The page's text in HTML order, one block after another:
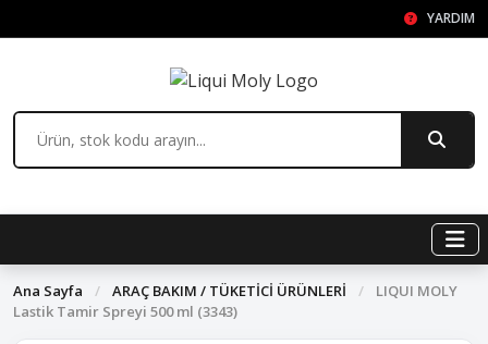
YARDIM
Ana Sayfa / ARAÇ BAKIM / TÜKETİCİ ÜRÜNLERİ /
LIQUI MOLY
Lastik Tamir Spreyi 500 ml (3343)